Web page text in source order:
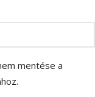
mentése a